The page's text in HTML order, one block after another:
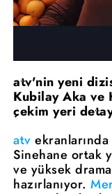
atv'nin yeni
Kubilay Aka ve
çekim yeri
atv
Sinehane ortak
ve yüksek
hazırlanıyor.